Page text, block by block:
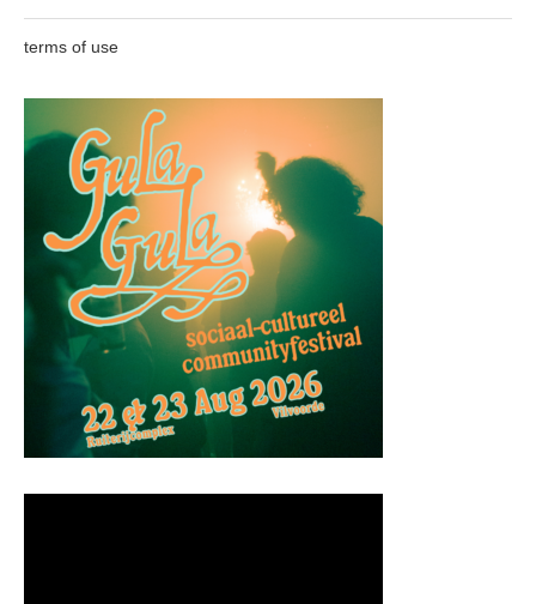
terms of use